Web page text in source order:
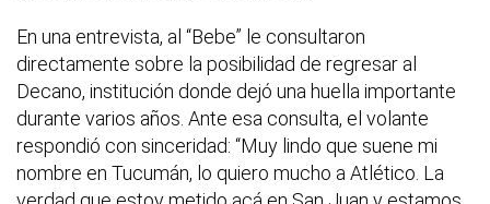
En una entrevista, al “Bebe” le consultaron
directamente sobre la posibilidad de regresar al
Decano, institución donde dejó una huella importante
durante varios años. Ante esa consulta, el volante
respondió con sinceridad: “Muy lindo que suene mi
nombre en Tucumán, lo quiero mucho a Atlético. La